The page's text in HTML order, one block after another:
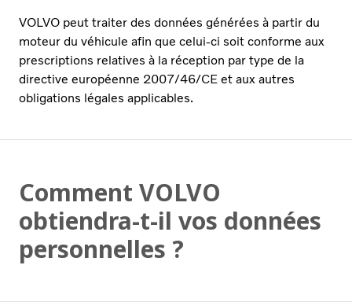
VOLVO peut traiter des données générées à partir du
moteur du véhicule afin que celui-ci soit conforme aux
prescriptions relatives à la réception par type de la
directive européenne 2007/46/CE et aux autres
obligations légales applicables.
Comment VOLVO
obtiendra-t-il vos données
personnelles ?